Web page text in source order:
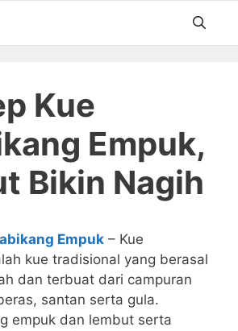
Kue
Empuk,
Bikin Nagih
Empuk – Kue
kue tradisional yang berasal
dan terbuat dari campuran
santan serta gula.
empuk dan lembut serta